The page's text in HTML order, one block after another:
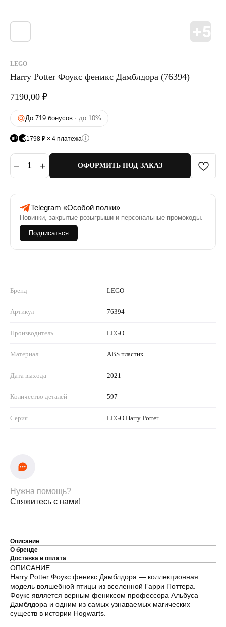
Harry Potter Фоукс феникс Дамблдора (76394)
LEGO
7190,00 ₽
До 719 бонусов · до 10%
1798 ₽ × 4 платежа
− 1 + ОФОРМИТЬ ПОД ЗАКАЗ
Telegram «Особой полки»
Новинки, закрытые розыгрыши и персональные промокоды.
Подписаться
Бренд LEGO
Артикул 76394
Производитель LEGO
Материал ABS пластик
Дата выхода 2021
Количество деталей 597
Серия LEGO Harry Potter
Нужна помощь?
Свяжитесь с нами!
Описание
О бренде
Доставка и оплата
ОПИСАНИЕ
Harry Potter Фоукс феникс Дамблдора — коллекционная
модель волшебной птицы из вселенной Гарри Поттера.
Фоукс является верным фениксом профессора Альбуса
Дамблдора и одним из самых узнаваемых магических
существ в истории Hogwarts.